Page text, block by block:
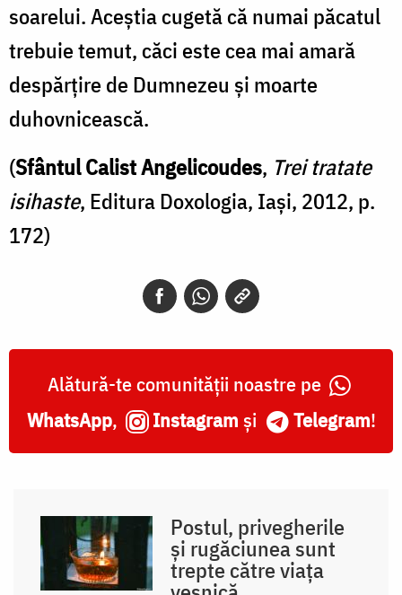
soarelui. Aceştia cugetă că numai păcatul
trebuie temut, căci este cea mai amară
despărţire de Dumnezeu şi moarte
duhovnicească.
(Sfântul Calist Angelicoudes, Trei tratate
isihaste, Editura Doxologia, Iași, 2012, p.
172)
Alătură-te comunității noastre pe
WhatsApp, Instagram și Telegram!
Postul, privegherile
și rugăciunea sunt
trepte către viața